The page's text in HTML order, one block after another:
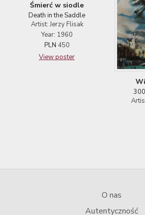
Śmierć w siodle
Death in the Saddle
Artist: Jerzy Flisak
Year: 1960
PLN 450
View poster
O nas
Autentyczność